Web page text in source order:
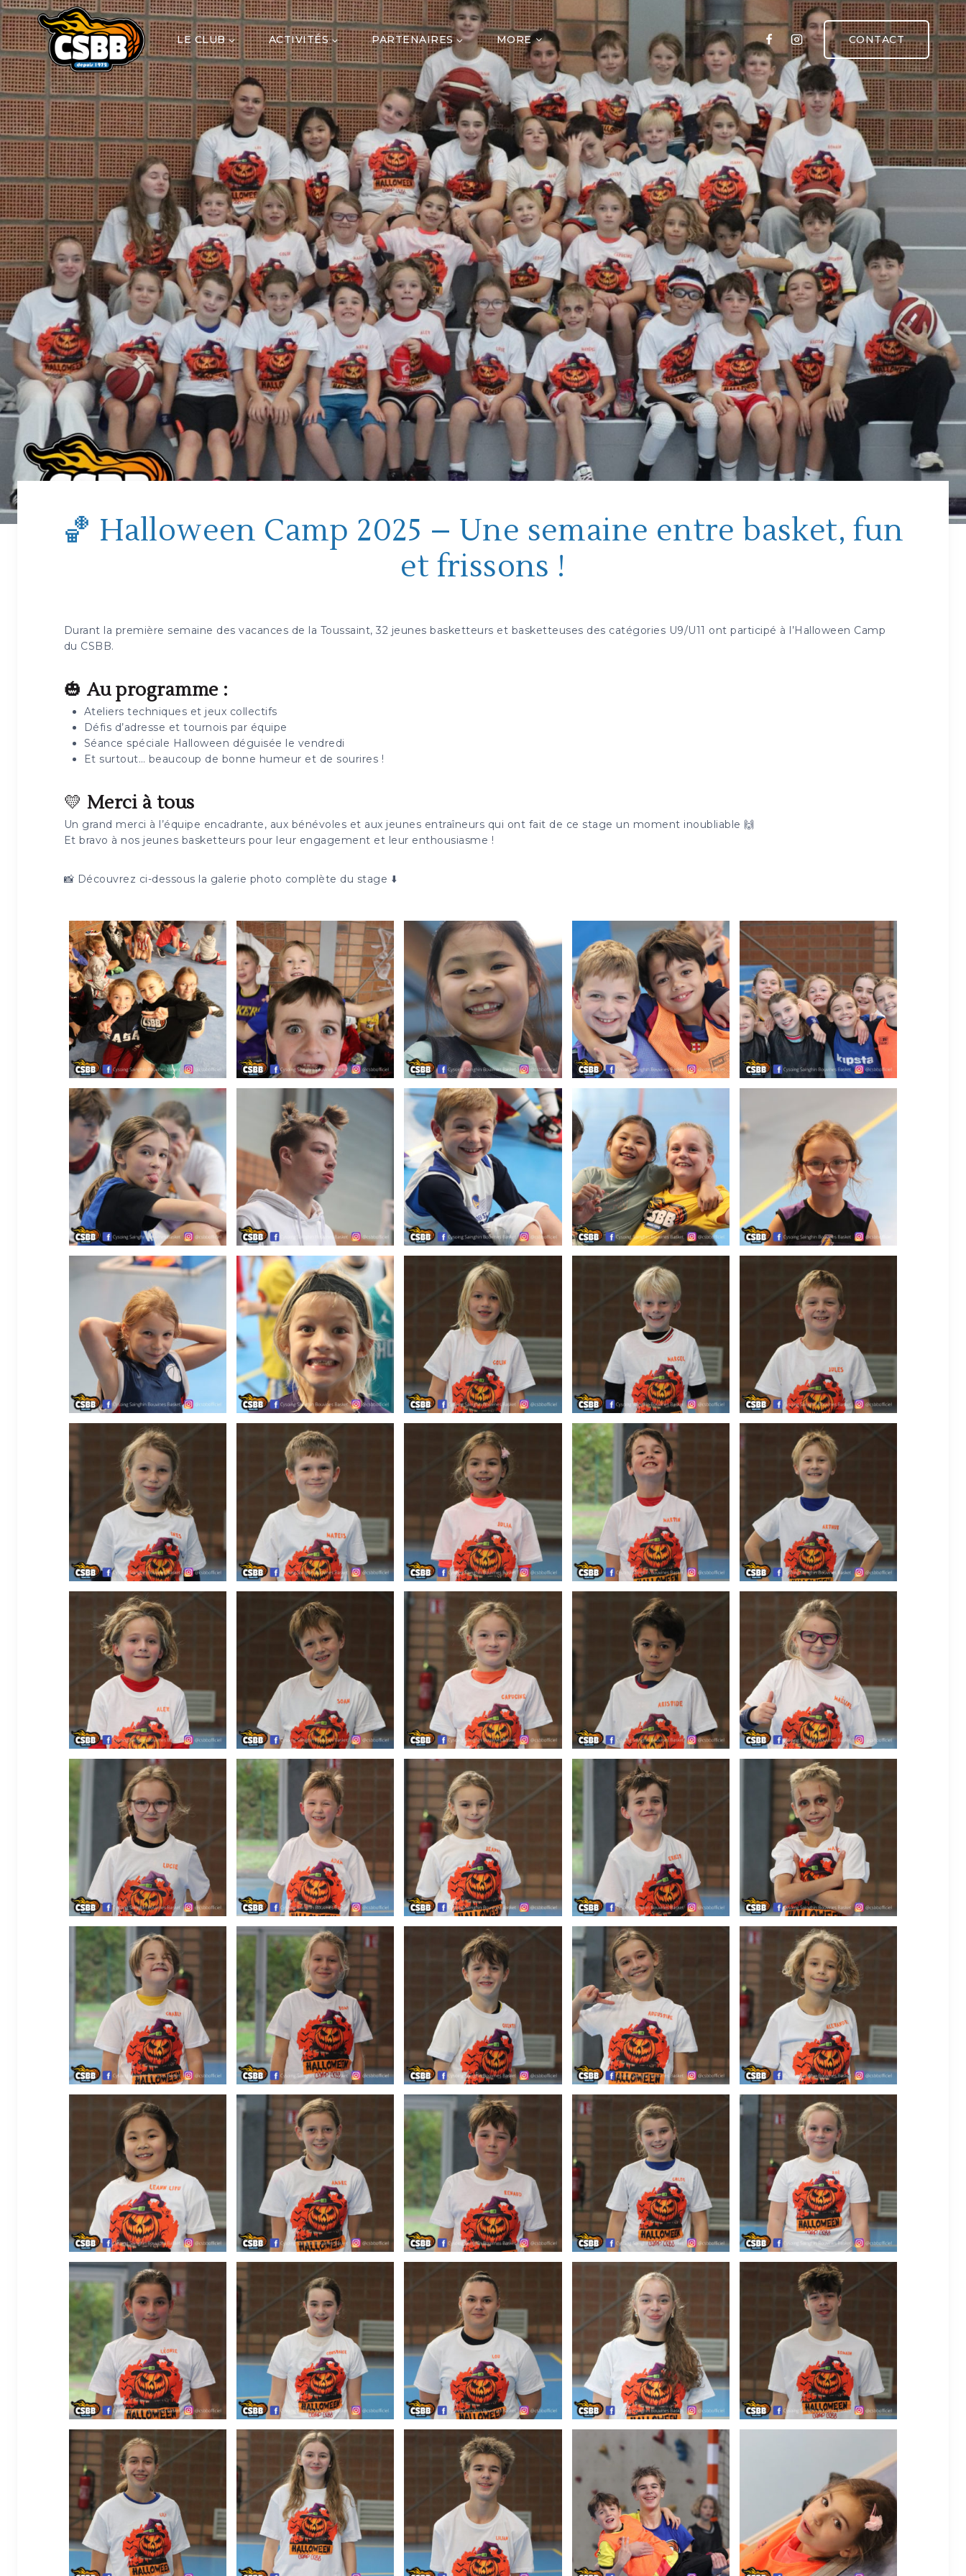
LE CLUB ACTIVITÉS PARTENAIRES MORE CONTACT
🏀 Halloween Camp 2025 – Une semaine entre basket, fun
et frissons !
Durant la première semaine des vacances de la Toussaint, 32 jeunes basketteurs et basketteuses des catégories U9/U11 ont participé à l’Halloween Camp
du CSBB.
🎃Au programme :
Ateliers techniques et jeux collectifs
Défis d’adresse et tournois par équipe
Séance spéciale Halloween déguisée le vendredi
Et surtout… beaucoup de bonne humeur et de sourires !
💛 Merci à tous
Un grand merci à l’équipe encadrante, aux bénévoles et aux jeunes entraîneurs qui ont fait de ce stage un moment inoubliable 🙌
Et bravo à nos jeunes basketteurs pour leur engagement et leur enthousiasme !
📸 Découvrez ci-dessous la galerie photo complète du stage ⬇️